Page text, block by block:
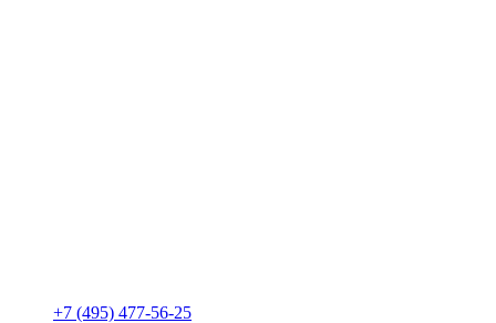
+7 (495) 477-56-25